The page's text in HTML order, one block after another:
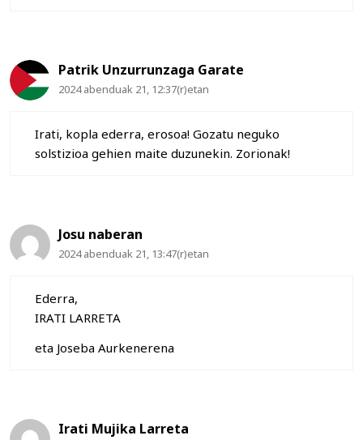
Patrik Unzurrunzaga Garate
2024 abenduak 21, 12:37(r)etan
Irati, kopla ederra, erosoa! Gozatu neguko
solstizioa gehien maite duzunekin. Zorionak!
Josu naberan
2024 abenduak 21, 13:47(r)etan
Ederra,
IRATI LARRETA
eta Joseba Aurkenerena
Irati Mujika Larreta